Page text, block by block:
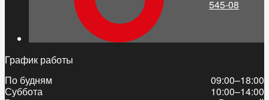
545-08
График работы
По будням
09:00–18:00
Суббота
10:00–14:00